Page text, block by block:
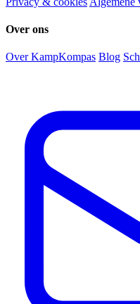
Over ons
Over KampKompas Blog